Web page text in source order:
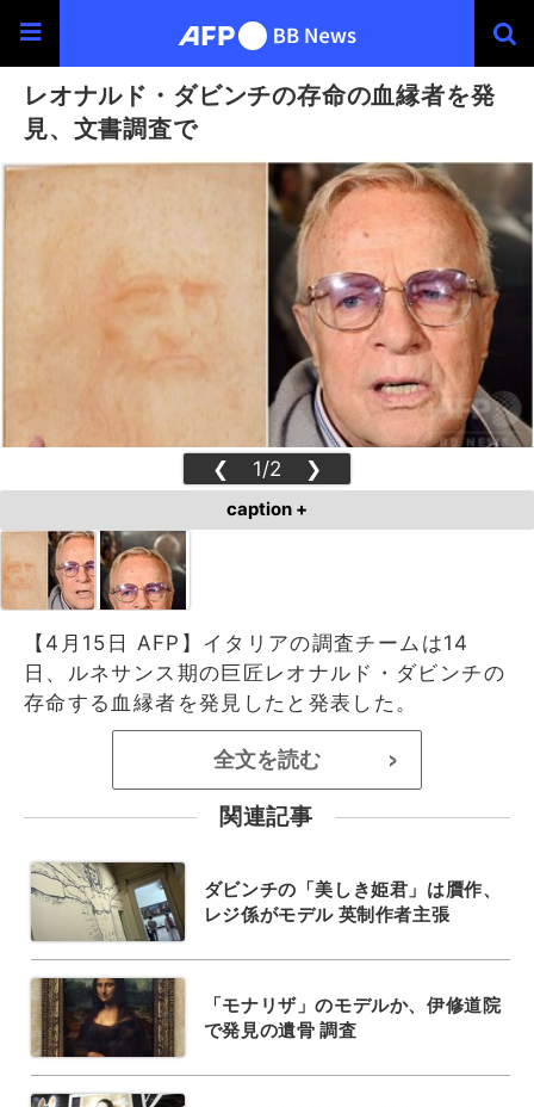
レオナルド・ダビンチの存命の血縁者を発
見、文書調査で
❮ 1/2 ❯
caption +
【4月15日 AFP】イタリアの調査チームは14
日、ルネサンス期の巨匠レオナルド・ダビンチの
存命する血縁者を発見したと発表した。
全文を読む >
関連記事
ダビンチの「美しき姫君」は贋作、
レジ係がモデル 英制作者主張
「モナリザ」のモデルか、伊修道院
で発見の遺骨 調査